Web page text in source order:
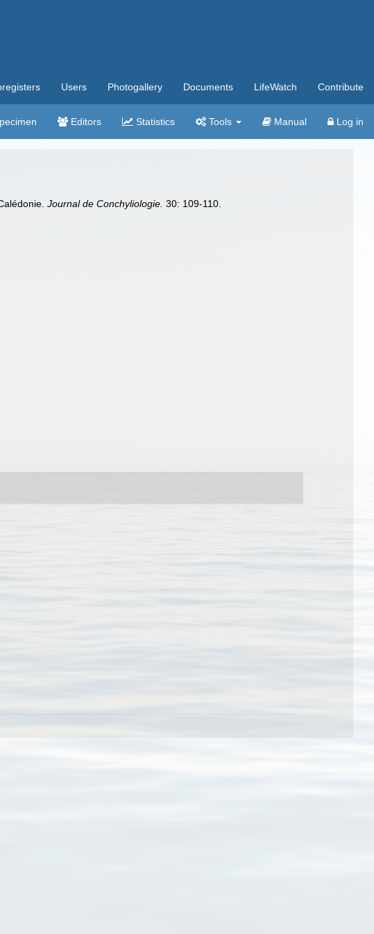
Users Photogallery Documents LifeWatch Contribute
Editors Statistics Tools Manual Log in
Journal de Conchyliologie. 30: 109-110.